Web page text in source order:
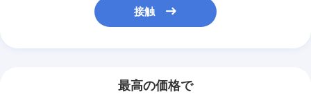
接触
最高の価格で